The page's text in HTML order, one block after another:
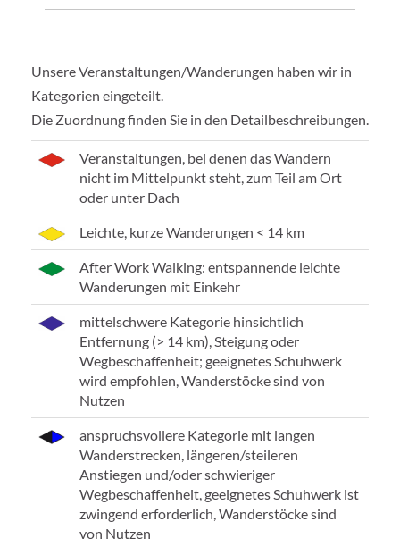
Unsere Veranstaltungen/Wanderungen haben wir in
Kategorien eingeteilt.
Die Zuordnung finden Sie in den Detailbeschreibungen.
Veranstaltungen, bei denen das Wandern
nicht im Mittelpunkt steht, zum Teil am Ort
oder unter Dach
Leichte, kurze Wanderungen < 14 km
After Work Walking: entspannende leichte
Wanderungen mit Einkehr
mittelschwere Kategorie hinsichtlich
Entfernung (> 14 km), Steigung oder
Wegbeschaffenheit; geeignetes Schuhwerk
wird empfohlen, Wanderstöcke sind von
Nutzen
anspruchsvollere Kategorie mit langen
Wanderstrecken, längeren/steileren
Anstiegen und/oder schwieriger
Wegbeschaffenheit, geeignetes Schuhwerk ist
zwingend erforderlich, Wanderstöcke sind
von Nutzen